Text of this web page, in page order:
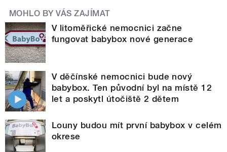
MOHLO BY VÁS ZAJÍMAT
V litoměřické nemocnici začne
fungovat babybox nové generace
V děčínské nemocnici bude nový
babybox. Ten původní byl na místě 12
let a poskytl útočiště 2 dětem
Louny budou mít první babybox v celém
okrese